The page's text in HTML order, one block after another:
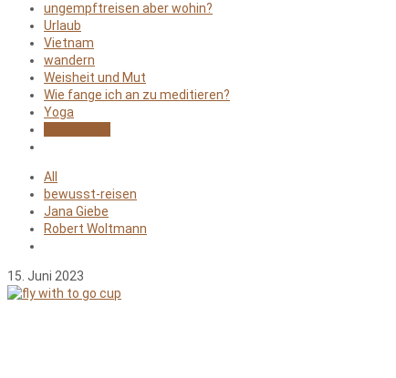
ungempftreisen aber wohin?
Urlaub
Vietnam
wandern
Weisheit und Mut
Wie fange ich an zu meditieren?
Yoga
All
bewusst-reisen
Jana Giebe
Robert Woltmann
15. Juni 2023